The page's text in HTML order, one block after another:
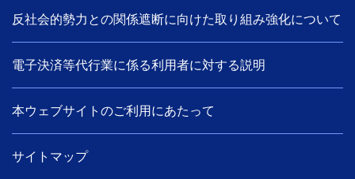
反社会的勢力との関係遮断に向けた取り組み強化について
電子決済等代行業に係る利用者に対する説明
本ウェブサイトのご利用にあたって
サイトマップ